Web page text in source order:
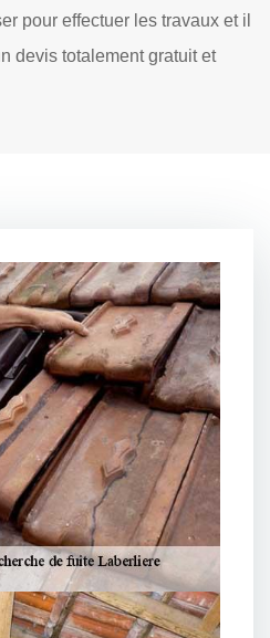
pour effectuer les travaux et il
devis totalement gratuit et